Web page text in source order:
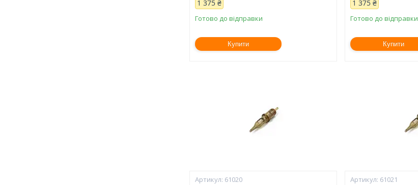
1 375 ₴
Готово до відправки
Купити
1 375 ₴
Готово до відправки
Купити
61020 61021